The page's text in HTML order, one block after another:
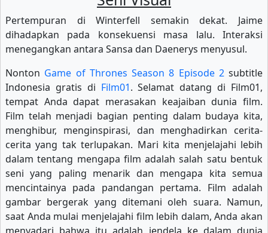
Pertempuran di Winterfell semakin dekat. Jaime
dihadapkan pada konsekuensi masa lalu. Interaksi
menegangkan antara Sansa dan Daenerys menyusul.
Nonton Game of Thrones Season 8 Episode 2subtitle
Indonesia gratis di Film01. Selamat datang di Film01,
tempat Anda dapat merasakan keajaiban dunia film.
Film telah menjadi bagian penting dalam budaya kita,
menghibur, menginspirasi, dan menghadirkan cerita-
cerita yang tak terlupakan. Mari kita menjelajahi lebih
dalam tentang mengapa film adalah salah satu bentuk
seni yang paling menarik dan mengapa kita semua
mencintainya pada pandangan pertama. Film adalah
gambar bergerak yang ditemani oleh suara. Namun,
saat Anda mulai menjelajahi film lebih dalam, Anda akan